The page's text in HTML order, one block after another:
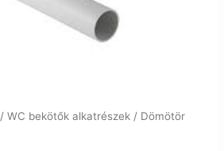
/WC bekötők alkatrészek / Dömötör